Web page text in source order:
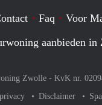
Faq
Voor
aanbieden in
Zwolle - KvK nr.
Disclaimer